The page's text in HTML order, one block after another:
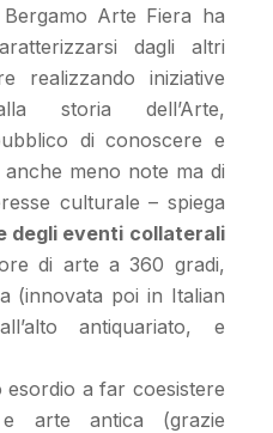
Arte Fiera ha
dagli altri
realizzando iniziative
storia dell’Arte,
di conoscere e
meno note ma di
culturale – spiega
degli eventi collaterali
di arte a 360 gradi,
(innovata poi in Italian
antiquariato, e
esordio a far coesistere
e arte antica (grazie